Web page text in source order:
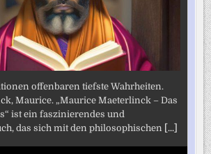
offenbaren tiefste Wahrheiten.
Maurice. „Maurice Maeterlinck – Das
ist ein faszinierendes und
das sich mit den philosophischen [...]